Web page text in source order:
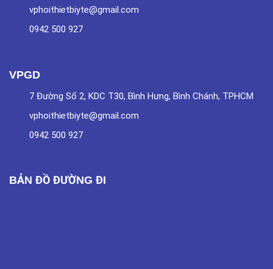
vphoithietbiyte@gmail.com
0942 500 927
VPGD
7 Đường Số 2, KDC T30, Bình Hưng, Bình Chánh, TPHCM
vphoithietbiyte@gmail.com
0942 500 927
BẢN ĐỒ ĐƯỜNG ĐI